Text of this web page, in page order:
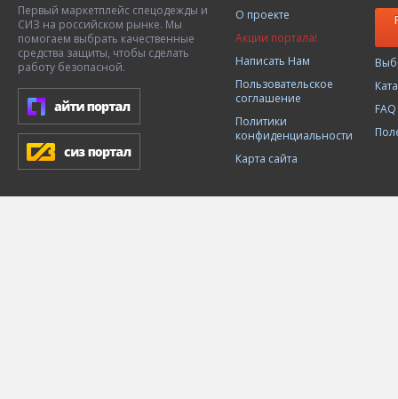
Первый маркетплейс спецодежды и
СИЗ на российском рынке. Мы
помогаем выбрать качественные
средства защиты, чтобы сделать
работу безопасной.
О проекте
Акции портала!
Написать Нам
Пользовательское
соглашение
Политики
конфиденциальности
Карта сайта
FAQ